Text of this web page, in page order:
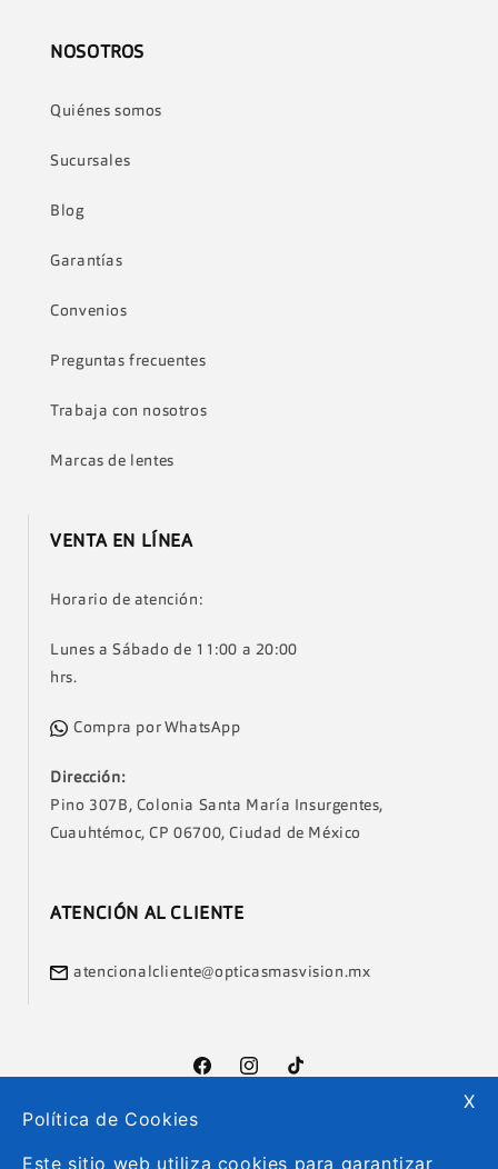
Política de Cookies
Este sitio web utiliza cookies para garantizar
X
NOSOTROS
Quiénes somos
Sucursales
Blog
Garantías
Convenios
Preguntas frecuentes
Trabaja con nosotros
Marcas de lentes
VENTA EN LÍNEA
Horario de atención:
Lunes a Sábado de 11:00 a 20:00
hrs.
Compra por WhatsApp
Dirección:
Pino 307B, Colonia Santa María Insurgentes,
Cuauhtémoc, CP 06700, Ciudad de México
ATENCIÓN AL CLIENTE
atencionalcliente@opticasmasvision.mx
FacebookInstagram
TikTok
Formas